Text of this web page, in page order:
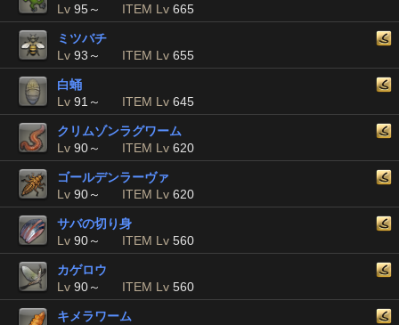
Lv 95～ ITEM Lv 665
ミツバチ
Lv 93～ ITEM Lv 655
白蛹
Lv 91～ ITEM Lv 645
クリムゾンラグワーム
Lv 90～ ITEM Lv 620
ゴールデンラーヴァ
Lv 90～ ITEM Lv 620
サバの切り身
Lv 90～ ITEM Lv 560
カゲロウ
Lv 90～ ITEM Lv 560
キメラワーム